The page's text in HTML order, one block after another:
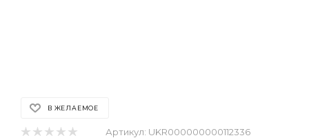
В ЖЕЛАЕМОЕ
Артикул: UKR000000000112336